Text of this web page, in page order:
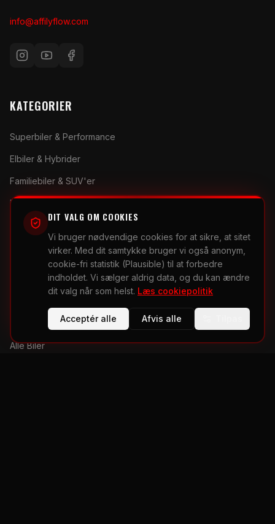
info@affilyflow.com
KATEGORIER
Superbiler & Performance
Elbiler & Hybrider
Familiebiler & SUV'er
Biltilbehør & Gadgets
RESSOURCER
Bil-sammenligner
Køberguides
Alle Biler
DIT VALG OM COOKIES
Vi bruger nødvendige cookies for at sikre, at sitet
virker. Med dit samtykke bruger vi også anonym,
cookie-fri statistik (Plausible) til at forbedre
indholdet. Vi sælger aldrig data, og du kan ændre
dit valg når som helst. Læs cookiepolitik
Acceptér alle Afvis alle